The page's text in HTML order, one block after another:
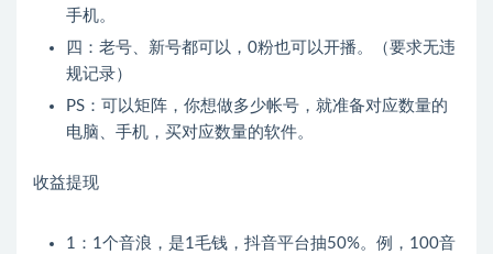
手机。
四：老号、新号都可以，0粉也可以开播。（要求无违
规记录）
PS：可以矩阵，你想做多少帐号，就准备对应数量的
电脑、手机，买对应数量的软件。
收益提现
1：1个音浪，是1毛钱，抖音平台抽50%。例，100音